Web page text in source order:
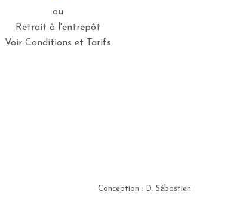
ou
Retrait à l'entrepôt
Voir Conditions et Tarifs
Conception : D. Sébastien